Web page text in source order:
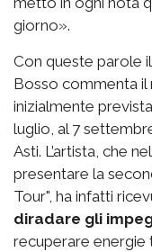
giorno».
Con queste parole
Bosso commenta il
inizialmente
luglio, al 7
Asti. L’artista, che
presentare la
Tour", ha infatti
diradare gli
recuperare energie